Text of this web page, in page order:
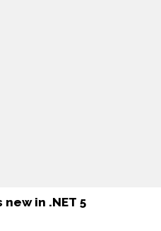
new in .NET 5